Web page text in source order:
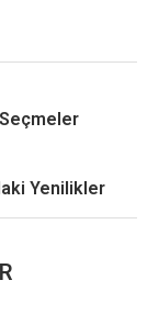
Yenilikler